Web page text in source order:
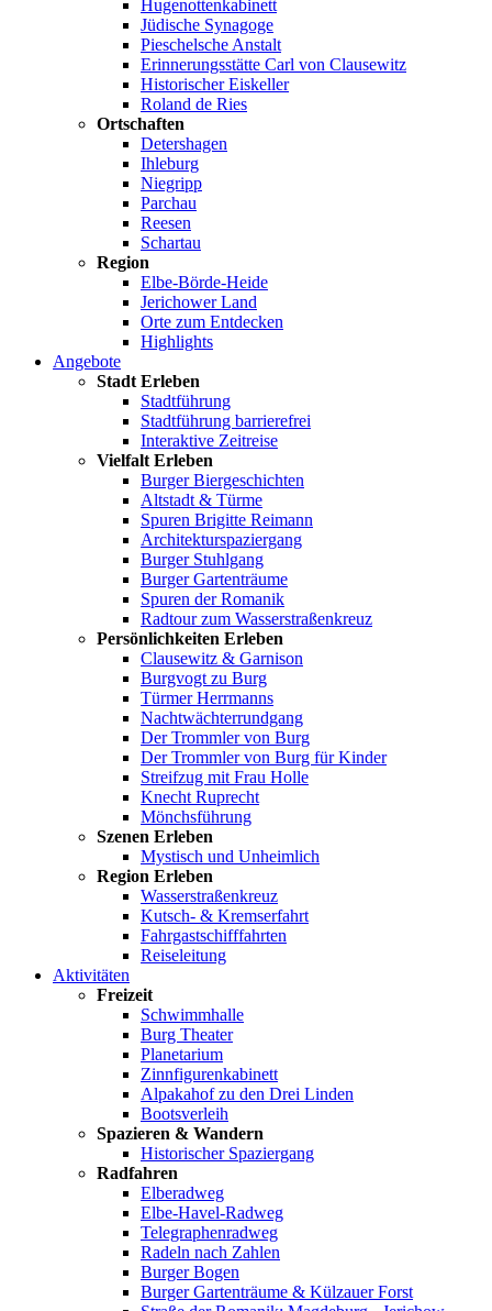
Hugenottenkabinett
Jüdische Synagoge
Pieschelsche Anstalt
Erinnerungsstätte Carl von Clausewitz
Historischer Eiskeller
Roland de Ries
Ortschaften
Detershagen
Ihleburg
Niegripp
Parchau
Reesen
Schartau
Region
Elbe-Börde-Heide
Jerichower Land
Orte zum Entdecken
Highlights
Angebote
Stadt Erleben
Stadtführung
Stadtführung barrierefrei
Interaktive Zeitreise
Vielfalt Erleben
Burger Biergeschichten
Altstadt & Türme
Spuren Brigitte Reimann
Architekturspaziergang
Burger Stuhlgang
Burger Gartenträume
Spuren der Romanik
Radtour zum Wasserstraßenkreuz
Persönlichkeiten Erleben
Clausewitz & Garnison
Burgvogt zu Burg
Türmer Herrmanns
Nachtwächterrundgang
Der Trommler von Burg
Der Trommler von Burg für Kinder
Streifzug mit Frau Holle
Knecht Ruprecht
Mönchsführung
Szenen Erleben
Mystisch und Unheimlich
Region Erleben
Wasserstraßenkreuz
Kutsch- & Kremserfahrt
Fahrgastschifffahrten
Reiseleitung
Aktivitäten
Freizeit
Schwimmhalle
Burg Theater
Planetarium
Zinnfigurenkabinett
Alpakahof zu den Drei Linden
Bootsverleih
Spazieren & Wandern
Historischer Spaziergang
Radfahren
Elberadweg
Elbe-Havel-Radweg
Telegraphenradweg
Radeln nach Zahlen
Burger Bogen
Burger Gartenträume & Külzauer Forst